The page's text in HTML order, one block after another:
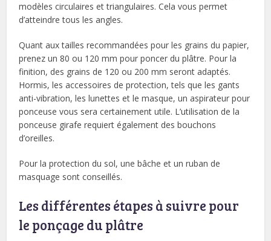
modèles circulaires et triangulaires. Cela vous permet
d’atteindre tous les angles.
Quant aux tailles recommandées pour les grains du papier,
prenez un 80 ou 120 mm pour poncer du plâtre. Pour la
finition, des grains de 120 ou 200 mm seront adaptés.
Hormis, les accessoires de protection, tels que les gants
anti-vibration, les lunettes et le masque, un aspirateur pour
ponceuse vous sera certainement utile. L’utilisation de la
ponceuse girafe requiert également des bouchons
d’oreilles.
Pour la protection du sol, une bâche et un ruban de
masquage sont conseillés.
Les différentes étapes à suivre pour
le ponçage du plâtre